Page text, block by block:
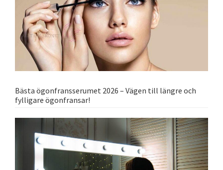
Bästa ögonfransserumet 2026 – Vägen till längre och
fylligare ögonfransar!